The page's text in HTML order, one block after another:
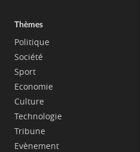
Thèmes
Politique
Société
Sport
Economie
Culture
Technologie
Tribune
Evènement